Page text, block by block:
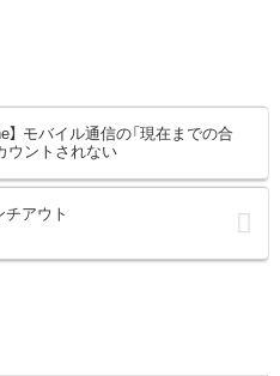
】 モバイル通信の「現在までの合
ウントされない
チアウト